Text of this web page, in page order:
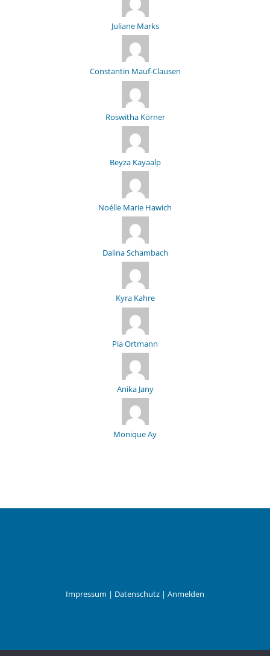
Juliane Marks
Constantin Mauf-Clausen
Roswitha Körner
Beyza Kayaalp
Noélle Marie Hawich
Dalina Schambach
Kyra Kahre
Pia Ortmann
Anika Jany
Monique Ay
Impressum | Datenschutz | Anmelden